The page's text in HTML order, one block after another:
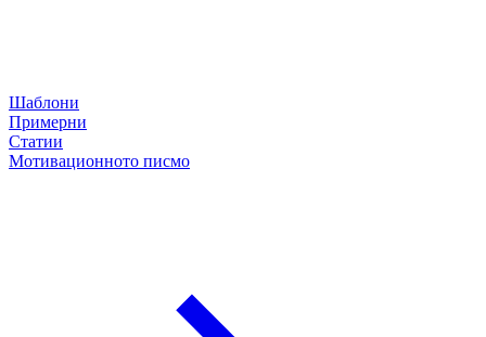
Шаблони
Примерни
Статии
Мотивационното писмо